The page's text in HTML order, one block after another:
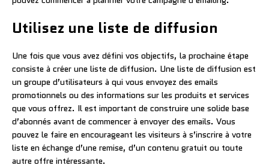
Utilisez une liste de diffusion
Une fois que vous avez défini vos objectifs, la prochaine étape
consiste à créer une liste de diffusion. Une liste de diffusion est
un groupe d’utilisateurs à qui vous envoyez des emails
promotionnels ou des informations sur les produits et services
que vous offrez. Il est important de construire une solide base
d’abonnés avant de commencer à envoyer des emails. Vous
pouvez le faire en encourageant les visiteurs à s’inscrire à votre
liste en échange d’une remise, d’un contenu gratuit ou toute
autre offre intéressante.